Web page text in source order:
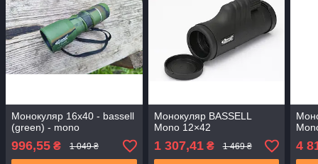
Монокуляр 16x40 - bassell
(green) - mono
996,55 ₴ 1 049 ₴
Монокуляр BASSELL
Mono 12×42
1 307,41₴ 1 469 ₴ 4